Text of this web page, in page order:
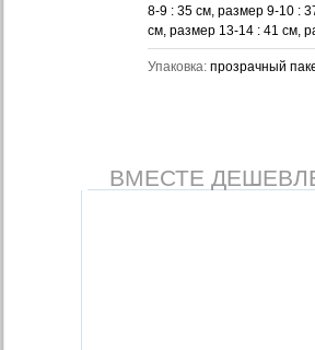
8-9 : 35 см, размер 9-10 :
см, размер 13-14 : 41 см,
Упаковка: прозрачный
ВМЕСТЕ